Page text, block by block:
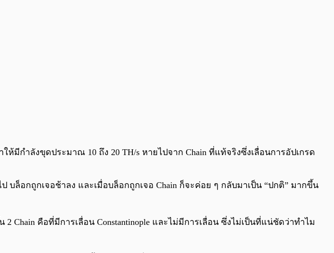
มีกำลังขุดประมาณ 10 ถึง 20 TH/s หายไปจาก Chain ที่แท้จริงซึ่งเลื่อนการอัปเกรด
ล็อกถูกเจอช้าลง และเมื่อบล็อกถูกเจอ Chain ก็จะค่อย ๆ กลับมาเป็น “ปกติ” มากขึ้น
Chain คือที่มีการเลื่อน Constantinople และไม่มีการเลื่อน ซึ่งไม่เป็นที่แน่ชัดว่าทำไม